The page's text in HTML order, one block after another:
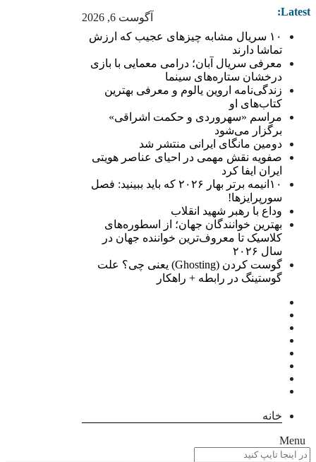
آگوست 6, 2026 Latest:
۱۰ سریال مشابه چیزهای عجیب که ارزش
تماشا دارند
معرفی سریال آبان؛ درامی معمایی با بازی
درخشان ستاره‌های سینما
زندگی‌نامه اروین یالوم و معرفی بهترین
کتاب‌های او
مراسم «سهروردی و حکمت اشراقی»
برگزار می‌شود
دومین مانگای ایرانی منتشر شد
صفویه نقش مهمی در احیای عناصر هویتی
ایران ایفا کرد
۱۰انیمه برتر بهار ۲۰۲۶ که باید ببینید: فصل
سورپرایزها!
وداع با رهبر شهید انقلاب
بهترین خوانندگان جهان؛ از اسطوره‌های
کلاسیک تا معروف‌ترین خواننده جهان در
سال ۲۰۲۶
گوست کردن (Ghosting) یعنی چی؟ علت
گوستینگ در رابطه + راهکار
خانه
Menu